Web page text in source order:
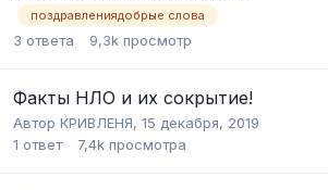
поздравлениядобрые слова
3 ответа 9,3k просмотр
Факты НЛО и их сокрытие!
Автор КРИВЛЕНЯ, 15 декабря, 2019
1 ответ 7,4k просмотра